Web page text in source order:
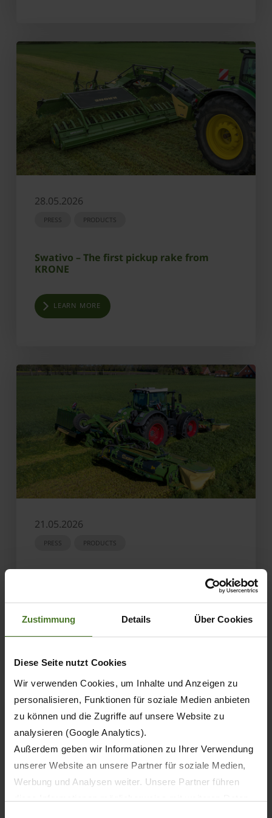
Zustimmung Details Über Cookies
Diese Seite nutzt Cookies
Wir verwenden Cookies, um Inhalte und Anzeigen zu
personalisieren, Funktionen für soziale Medien anbieten
zu können und die Zugriffe auf unsere Website zu
analysieren (Google Analytics).
Außerdem geben wir Informationen zu Ihrer Verwendung
unserer Website an unsere Partner für soziale Medien,
Werbung und Analysen weiter. Unsere Partner führen
28.05.2026
PRESS PRODUCTS
Swativo – The first pickup rake from
KRONE
LEARN MORE
21.05.2026
PRESS PRODUCTS
presents the new EasyCut B 1250 CV Fold
Collect
LEARN MORE